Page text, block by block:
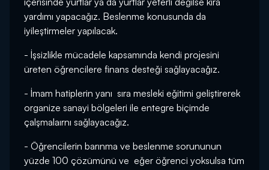
yardımı yapacağız. Beslenme konusunda da
iyileştirmeler yapılacak.
- İşsizlikle mücadele kapsamında kendi projesini
üreten öğrencilere finans desteği sağlayacağız.
- İmam hatiplerin yanı sıra mesleki eğitimi geliştirerek
organize sanayi bölgeleri ile entegre biçimde
çalşmalaırnı sağlayacağız.
- Öğrencilerin barınma ve beslenme sorununun
yüzde 100 çözümünü ve eğer öğrenci yoksulsa tüm